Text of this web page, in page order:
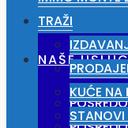
NAŠE
TRAŽI
KUĆE